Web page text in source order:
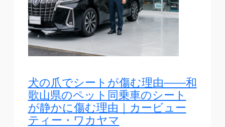
犬の爪でシートが傷む理由——和
歌山県のペット同乗車のシート
が静かに傷む理由｜カービュー
ティー・ワカヤマ